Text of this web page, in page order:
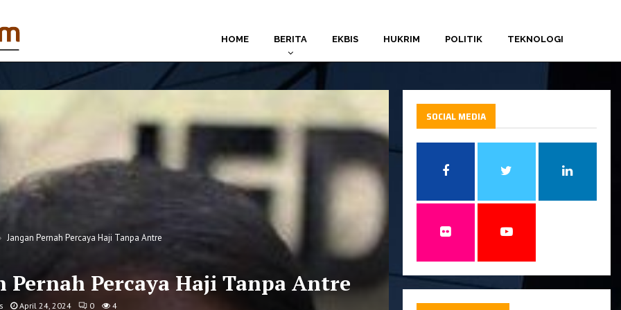
HOME BERITA EKBIS HUKRIM POLITIK TEKNOLOGI
Jangan Pernah Percaya Haji Tanpa Antre
Pernah Percaya Haji Tanpa Antre
April 24, 2024 0 4
SOCIAL MEDIA